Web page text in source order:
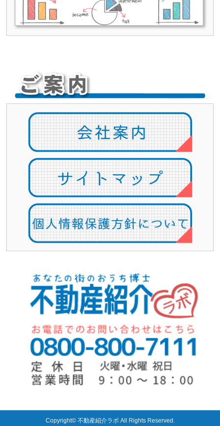
Copyright© 不動産紹介ラボAll Rights Reserved.